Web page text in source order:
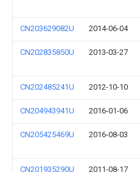
CN203629082U 2014-06-04
CN202835850U 2013-03-27
CN202485241U 2012-10-10
CN204943941U 2016-01-06
CN205425469U 2016-08-03
CN201935290U 2011-08-17